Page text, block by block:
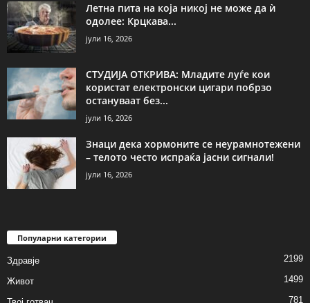
Летна пита на која никој не може да ѝ
одолее: Крцкава...
јули 16, 2026
СТУДИЈА ОТКРИВА: Младите луѓе кои
користат електронски цигари побрзо
остануваат без...
јули 16, 2026
Знаци дека хормоните се неурамнотежени
– телото често испраќа јасни сигнали!
јули 16, 2026
Популарни категории
Здравје 2199
Живот 1499
781